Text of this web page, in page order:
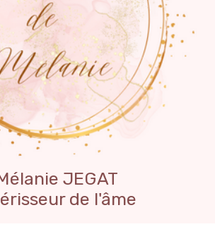
JEGAT
de l'âme